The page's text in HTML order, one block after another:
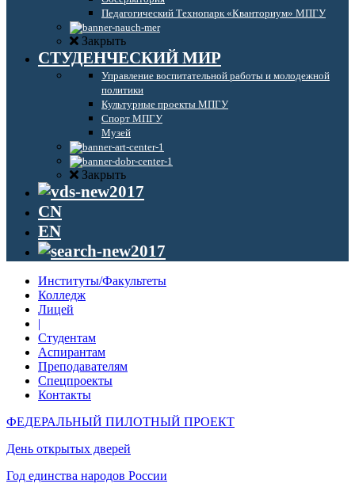
Педагогический Технопарк «Кванториум» МПГУ
Закрыть
СТУДЕНЧЕСКИЙ МИР
Управление воспитательной работы и молодежной
политики
Культурные проекты МПГУ
Спорт МПГУ
Музей
Закрыть
CN
EN
Институты/Факультеты
Колледж
Лицей
|
Студентам
Аспирантам
Преподавателям
Спецпроекты
Контакты
ФЕДЕРАЛЬНЫЙ ПИЛОТНЫЙ ПРОЕКТ
День открытых дверей
Год единства народов России